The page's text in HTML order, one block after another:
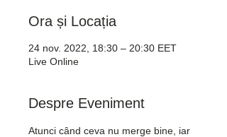
Ora și Locația
24 nov. 2022, 18:30 – 20:30 EET
Live Online
Despre Eveniment
Atunci când ceva nu merge bine, iar